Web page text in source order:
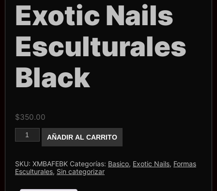
Exotic Nails
Esculturales
Black
$350.00
Formas
Exotic
Black
cantidad
AÑADIR AL CARRITO
SKU: XMBAFEBK Categorías: Basico, Exotic Nails, Formas
Esculturales, Sin categorizar